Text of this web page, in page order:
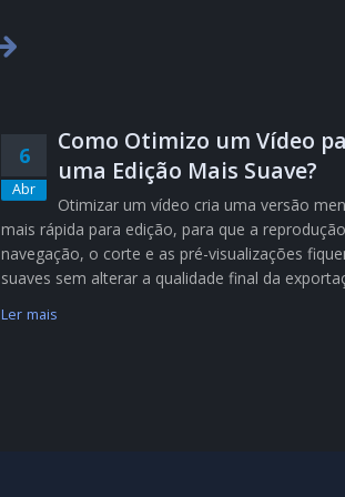
6
Abr
Como Otimizo um Vídeo
uma Edição Mais Suave?
Otimizar um vídeo cria uma versão
mais rápida para edição, para que a
navegação, o corte e as pré-visualizações
suaves sem alterar a qualidade final da
Ler mais